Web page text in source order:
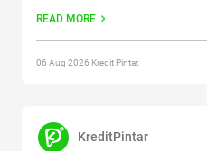
Continue reading
READ MORE
06 Aug 2026 Kredit Pintar.
KreditPintar